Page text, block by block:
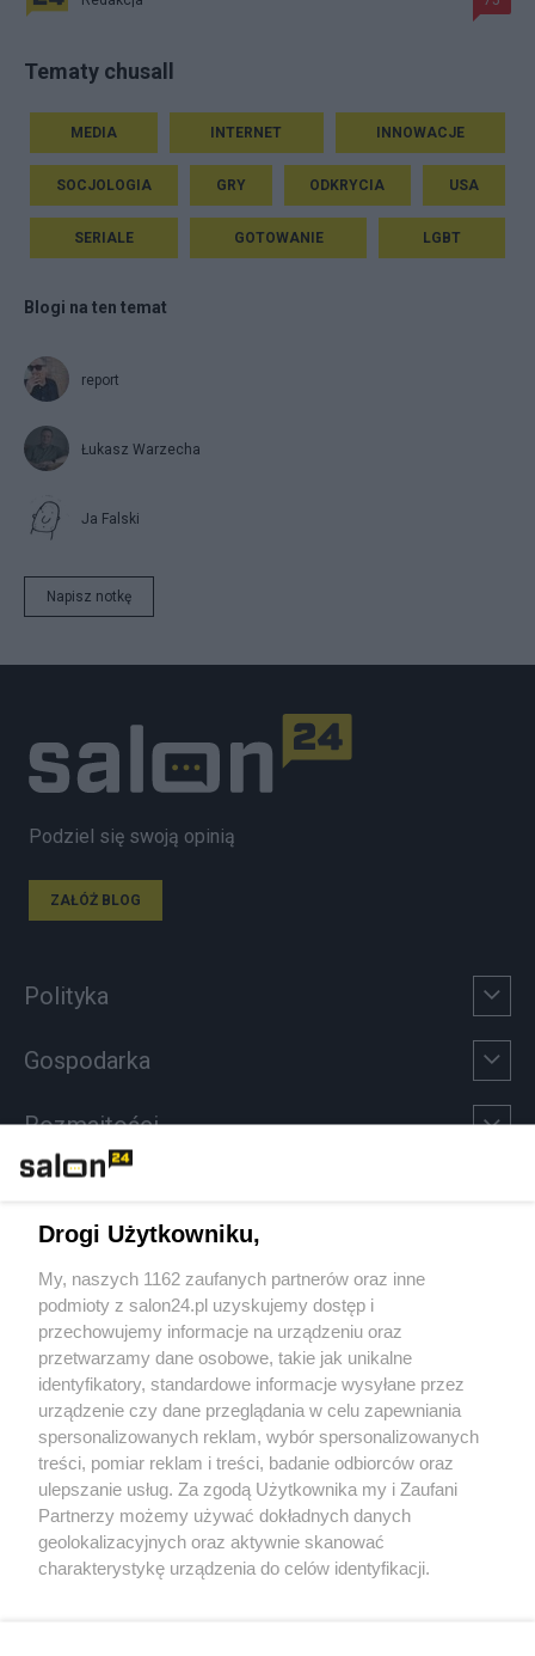
Tematy chusall
MEDIA INTERNET INNOWACJE
SOCJOLOGIA GRY ODKRYCIA USA
SERIALE GOTOWANIE LGBT
Blogi na ten temat
report
Łukasz Warzecha
Ja Falski
Napisz notkę
Podziel się swoją opinią
ZAŁÓŻ BLOG
Polityka
Gospodarka
Rozmaitości
Sport
Społeczeństwo
Kultura
X Facebook Instagram Youtube
Drogi Użytkowniku,
My, naszych 1162 zaufanych partnerów oraz inne
podmioty z salon24.pl uzyskujemy dostęp i
przechowujemy informacje na urządzeniu oraz
przetwarzamy dane osobowe, takie jak unikalne
identyfikatory, standardowe informacje wysyłane przez
urządzenie czy dane przeglądania w celu zapewniania
spersonalizowanych reklam, wybór spersonalizowanych
treści, pomiar reklam i treści, badanie odbiorców oraz
ulepszanie usług. Za zgodą Użytkownika my i Zaufani
Partnerzy możemy używać dokładnych danych
geolokalizacyjnych oraz aktywnie skanować
charakterystykę urządzenia do celów identyfikacji.